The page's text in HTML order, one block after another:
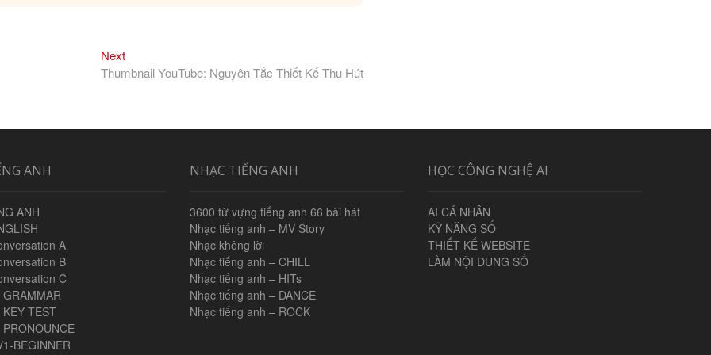
NextNext
post:
Thumbnail YouTube: Nguyên Tắc Thiết Kế Thu Hút
ANH
ANH
A
B
C
TEST
BEGINNER
NHẠC TIẾNG ANH
3600 từ vựng tiếng anh 66 bài hát
Nhạc tiếng anh – MV Story
Nhạc không lời
Nhạc tiếng anh – CHILL
Nhạc tiếng anh – HITs
Nhạc tiếng anh – DANCE
Nhạc tiếng anh – ROCK
HỌC CÔNG NGHỆ AI
AI CÁ NHÂN
KỸ NĂNG SỐ
THIẾT KẾ WEBSITE
LÀM NỘI DUNG SỐ